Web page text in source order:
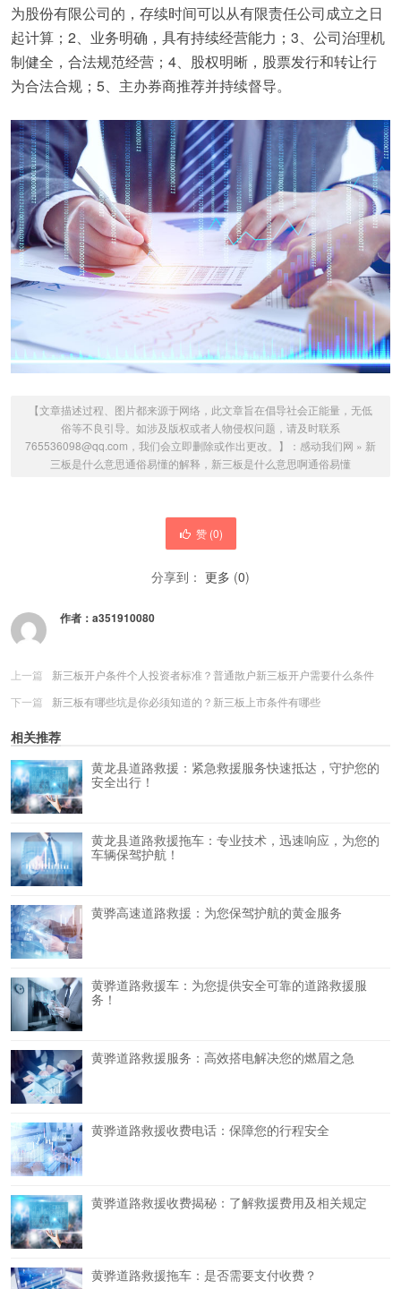
为股份有限公司的，存续时间可以从有限责任公司成立之日
起计算；2、业务明确，具有持续经营能力；3、公司治理机
制健全，合法规范经营；4、股权明晰，股票发行和转让行
为合法合规；5、主办券商推荐并持续督导。
【文章描述过程、图片都来源于网络，此文章旨在倡导社会正能量，无低
俗等不良引导。如涉及版权或者人物侵权问题，请及时联系
765536098@qq.com，我们会立即删除或作出更改。】： 感动我们网 » 新
三板是什么意思通俗易懂的解释，新三板是什么意思啊通俗易懂
赞 (0)
分享到： 更多 (0)
作者： a351910080
上一篇
新三板开户条件个人投资者标准？普通散户新三板开户需要什么条件
下一篇
新三板有哪些坑是你必须知道的？新三板上市条件有哪些
相关推荐
黄龙县道路救援：紧急救援服务快速抵达，守护您的
安全出行！
黄龙县道路救援拖车：专业技术，迅速响应，为您的
车辆保驾护航！
黄骅高速道路救援：为您保驾护航的黄金服务
黄骅道路救援车：为您提供安全可靠的道路救援服
务！
黄骅道路救援服务：高效搭电解决您的燃眉之急
黄骅道路救援收费电话：保障您的行程安全
黄骅道路救援收费揭秘：了解救援费用及相关规定
黄骅道路救援拖车：是否需要支付收费？